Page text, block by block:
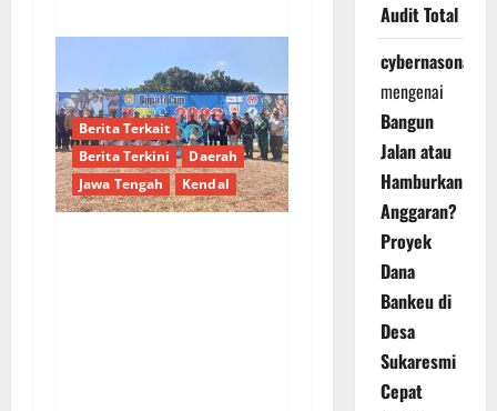
Berita Terkait
Berita Terkini
Daerah
Jawa Tengah
Kendal
Audit Total
cybernasonal
mengenai
Bangun
Jalan atau
Hamburkan
Anggaran?
Proyek
Dana
Bankeu di
Desa
Sukaresmi
Cepat